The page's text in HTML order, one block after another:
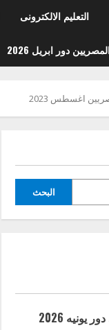
التعليم الالكترونى
دور ابريل 2026
اغسطس 2023
البحث
2026